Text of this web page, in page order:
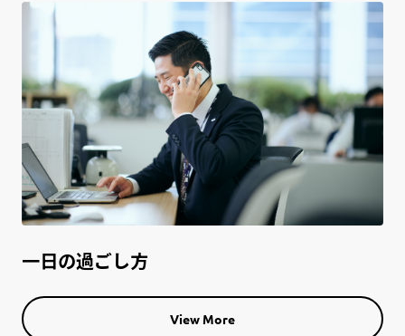
一日の過ごし方
View More